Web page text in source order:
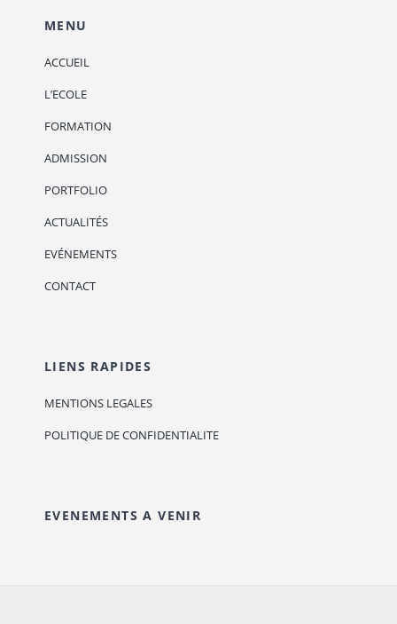
MENU
ACCUEIL
L’ECOLE
FORMATION
ADMISSION
PORTFOLIO
ACTUALITÉS
EVÉNEMENTS
CONTACT
LIENS RAPIDES
MENTIONS LEGALES
POLITIQUE DE CONFIDENTIALITE
EVENEMENTS A VENIR